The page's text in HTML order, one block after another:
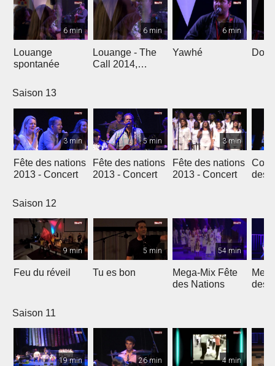
6 min
Louange
spontanée
6 min
Louange - The
Call 2014,
6 min
Yawhé
Saison 13
3 min
Fête des nations
2013 - Concert
5 min
Fête des nations
2013 - Concert
3 min
Fête des nations
2013 - Concert
des
Saison 12
9 min
Feu du réveil
5 min
Tu es bon
54 min
Mega-Mix Fête
des Nations
des
Saison 11
19 min 26 min 4 min